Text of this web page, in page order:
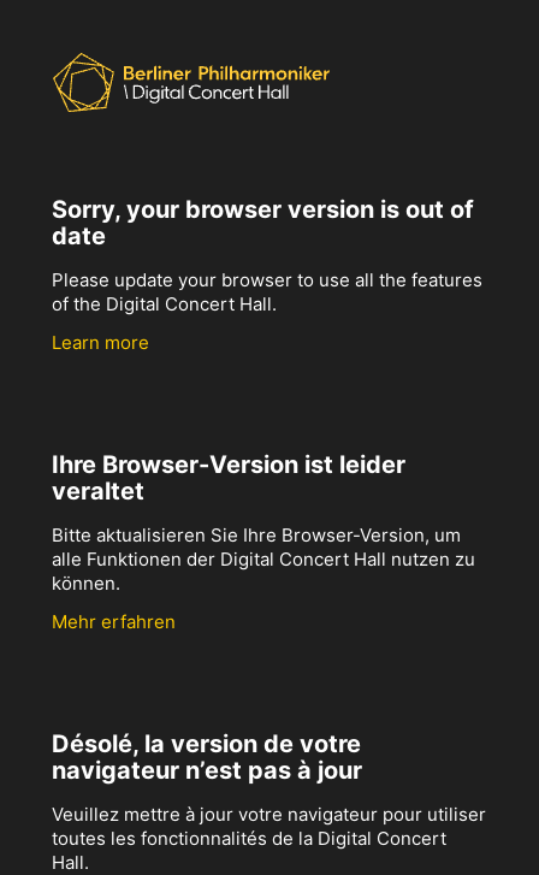
Sorry, your browser version is out of
date
Please update your browser to use all the features
of the Digital Concert Hall.
Learn more
Ihre Browser-Version ist leider
veraltet
Bitte aktualisieren Sie Ihre Browser-Version, um
alle Funktionen der Digital Concert Hall nutzen zu
können.
Mehr erfahren
Désolé, la version de votre
navigateur n’est pas à jour
Veuillez mettre à jour votre navigateur pour utiliser
toutes les fonctionnalités de la Digital Concert
Hall.